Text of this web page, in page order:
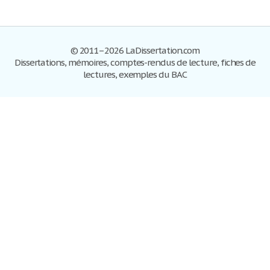
© 2011–2026 LaDissertation.com
Dissertations, mémoires, comptes-rendus de lecture, fiches de
lectures, exemples du BAC